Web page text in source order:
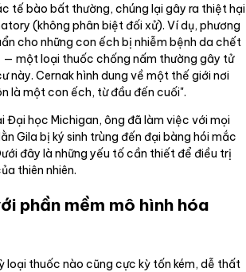
tế bào bất thường, chúng lại gây ra thiệt hại
(không phân biệt đối xử). Ví dụ, phương
cho những con ếch bị nhiễm bệnh da chết
— một loại thuốc chống nấm thường gây tử
này. Cernak hình dung về một thế giới nơi
là một con ếch, từ đầu đến cuối".
Đại học Michigan, ông đã làm việc với mọi
Gila bị ký sinh trùng đến đại bàng hói mắc
đây là những yếu tố cần thiết để điều trị
thiên nhiên.
phần mềm mô hình hóa
loại thuốc nào cũng cực kỳ tốn kém, dễ thất